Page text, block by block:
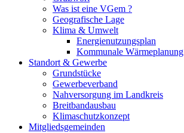
Was ist eine VGem ?
Geografische Lage
Klima & Umwelt
Energienutzungsplan
Kommunale Wärmeplanung
Standort & Gewerbe
Grundstücke
Gewerbeverband
Nahversorgung im Landkreis
Breitbandausbau
Klimaschutzkonzept
Mitgliedsgemeinden